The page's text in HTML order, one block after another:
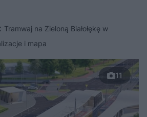
Tramwaj na Zieloną Białołękę w
i mapa
11